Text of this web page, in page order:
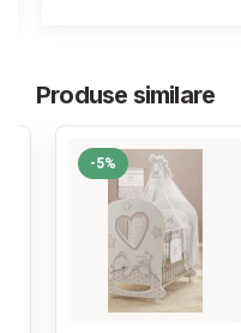
Produse similare
-5%